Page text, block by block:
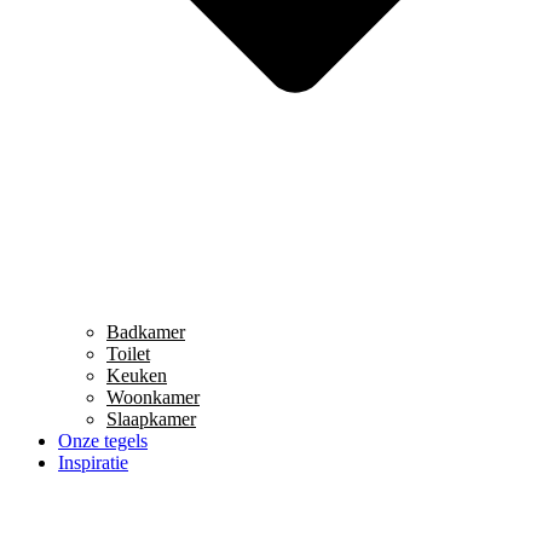
Badkamer
Toilet
Keuken
Woonkamer
Slaapkamer
Onze tegels
Inspiratie